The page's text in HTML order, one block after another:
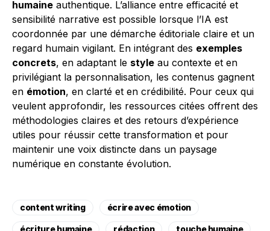
humaine authentique. L’alliance entre efficacité et
sensibilité narrative est possible lorsque l’IA est
coordonnée par une démarche éditoriale claire et un
regard humain vigilant. En intégrant des exemples
concrets, en adaptant le style au contexte et en
privilégiant la personnalisation, les contenus gagnent
en émotion, en clarté et en crédibilité. Pour ceux qui
veulent approfondir, les ressources citées offrent des
méthodologies claires et des retours d’expérience
utiles pour réussir cette transformation et pour
maintenir une voix distincte dans un paysage
numérique en constante évolution.
content writing écrire avec émotion
écriture humaine rédaction touche humaine